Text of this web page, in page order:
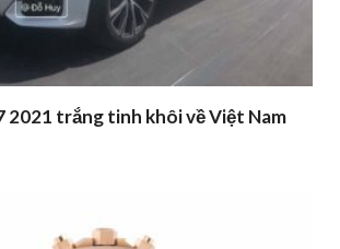
2021 trắng tinh khôi về Việt Nam